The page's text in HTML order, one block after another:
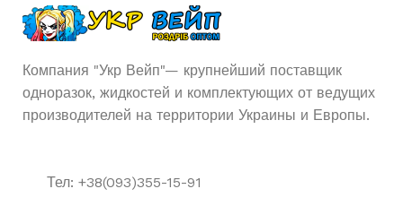
Компания "Укр Вейп"— крупнейший поставщик
одноразок, жидкостей и комплектующих от ведущих
производителей на территории Украины и Европы.
Тел: +38(093)355-15-91